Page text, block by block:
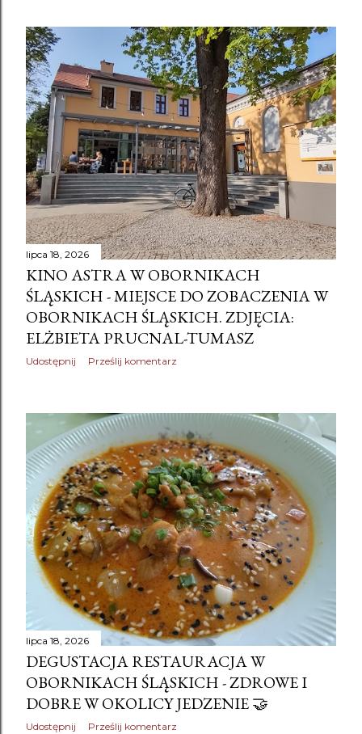
lipca 18, 2026
KINO ASTRA W OBORNIKACH
ŚLĄSKICH - MIEJSCE DO ZOBACZENIA W
OBORNIKACH ŚLĄSKICH. ZDJĘCIA:
ELŻBIETA PRUCNAL-TUMASZ
Udostępnij Prześlij komentarz
lipca 18, 2026
DEGUSTACJA RESTAURACJA W
OBORNIKACH ŚLĄSKICH - ZDROWE I
DOBRE W OKOLICY JEDZENIE 🤝
Udostępnij Prześlij komentarz